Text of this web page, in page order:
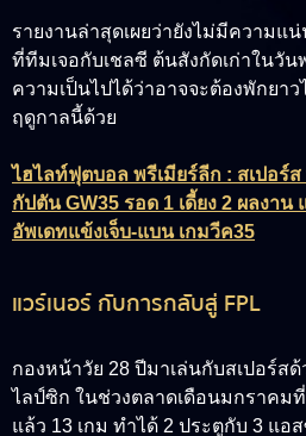
รายงานล่าสุดเผยว่ายังไม่มีความแ
ที่ทีมเจอกับเชลซี ต้นสังกัดเก่าในวั
ความเป็นไปได้ว่าอาจจะต้องพักยา
ฤดูกาลนี้ด้วย
ไฮไลท์ฟุตบอล พรีเมียร์ลีก : สเปอร์
กัปตัน GW35 รอด 1 เดี้ยง 2 ผลงา
อัพเดทแข้งเจ็บ-แบน เกมวีค35
แวร์เนอร์ กับการกลับสู่ FPL
กองหน้าวัย 28 ปีมาเล่นกับสเปอร์ส
ไลป์ซิก ในช่วงตลาดเดือนมกราคม
แล้ว 13 เกม ทำได้ 2 ประตูกับ 3 แอ